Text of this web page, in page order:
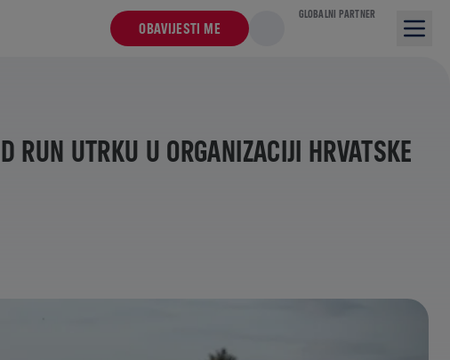
OBAVIJESTI ME
GLOBALNI PARTNER
RUN UTRKU U ORGANIZACIJI HRVATSKE